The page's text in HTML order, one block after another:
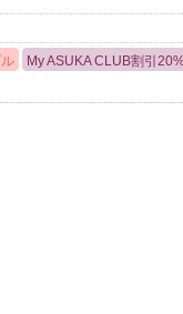
My ASUKA CLUB割引